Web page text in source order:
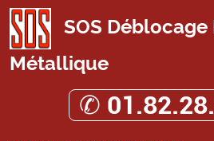
SOS Déblocage
Métallique
✆